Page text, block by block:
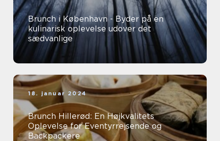
Brunch i København - Byder på en
kulinarisk oplevelse udover det
sædvanlige
18. januar 2024
Brunch Hillerød: En Højkvalitets
Oplevelse for Eventyrrejsende og
Backpackere